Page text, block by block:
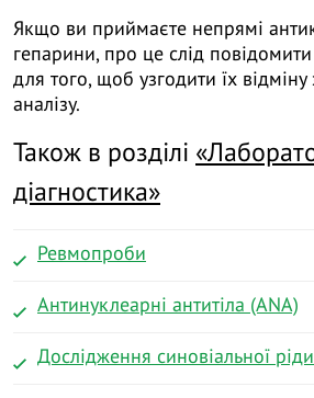
Якщо ви приймаєте непрямі
гепарини, про це слід
для того, щоб узгодити їх
аналізу.
Також в розділі «
діагностика»
Ревмопроби
Антинуклеарні антитіла (АNA)
Дослідження синовіальної